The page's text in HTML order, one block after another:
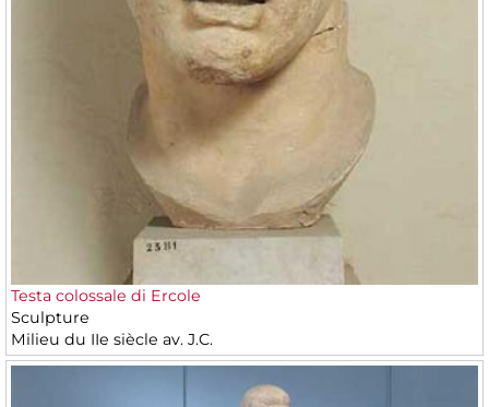
Testa colossale di Ercole
Sculpture
Milieu du IIe siècle av. J.C.